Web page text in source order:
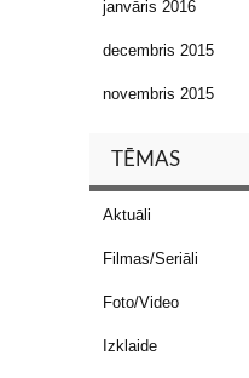
janvāris 2016
decembris 2015
novembris 2015
TĒMAS
Aktuāli
Filmas/Seriāli
Foto/Video
Izklaide